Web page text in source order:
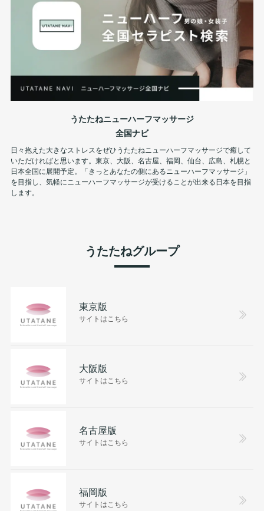
うたたねニューハーフマッサージ
全国ナビ
日々抱えた大きなストレスをぜひうたたねニューハーフマッサージで癒して
いただければと思います。東京、大阪、名古屋、福岡、仙台、広島、札幌と
日本全国に展開予定。「きっとあなたの側にあるニューハーフマッサージ」
を目指し、気軽にニューハーフマッサージが受けることが出来る日本を目指
します。
うたたねグループ
東京版
サイトはこちら
大阪版
サイトはこちら
名古屋版
サイトはこちら
福岡版
サイトはこちら